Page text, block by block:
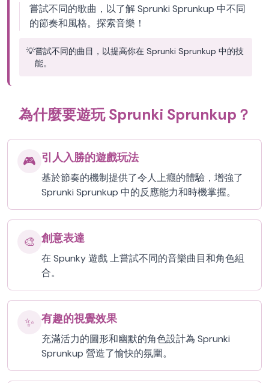
嘗試不同的歌曲，以了解 Sprunki Sprunkup 中不同
的節奏和風格。探索音樂！
💡嘗試不同的曲目，以提高你在 Sprunki Sprunkup 中的技
能。
為什麼要遊玩 Sprunki Sprunkup？
🎮 引人入勝的遊戲玩法
基於節奏的機制提供了令人上癮的體驗，增強了
Sprunki Sprunkup 中的反應能力和時機掌握。
🎨 創意表達
在 Spunky 遊戲 上嘗試不同的音樂曲目和角色組
合。
✨ 有趣的視覺效果
充滿活力的圖形和幽默的角色設計為 Sprunki
Sprunkup 營造了愉快的氛圍。